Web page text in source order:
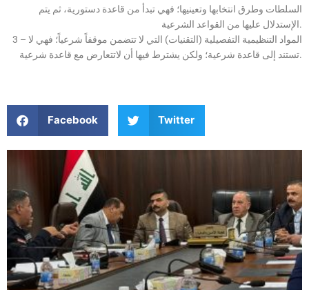
السلطات وطرق انتخابها وتعينيها؛ فهي تبدأ من قاعدة دستورية، ثم يتم
الإستدلال عليها من القواعد الشرعية.
3 – المواد التنظيمية التفصيلية (التقنيات) التي لا تتضمن موقفاً شرعياً؛ فهي لا
تستند إلى قاعدة شرعية؛ ولكن يشترط فيها أن لاتتعارض مع قاعدة شرعية.
Facebook Twitter